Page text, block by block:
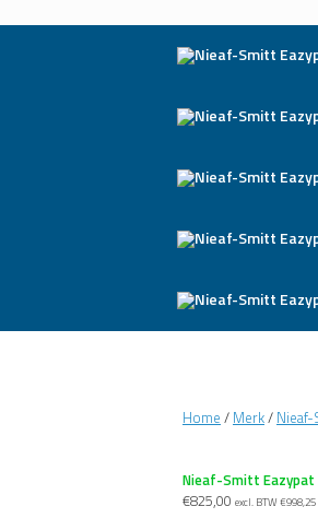
Home / Merk/
Nieaf-Smitt
€825,00 excl. BTW €998,25